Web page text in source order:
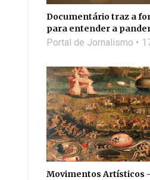
Documentário traz a
para entender a
Portal de Jornalismo
Movimentos Artísticos